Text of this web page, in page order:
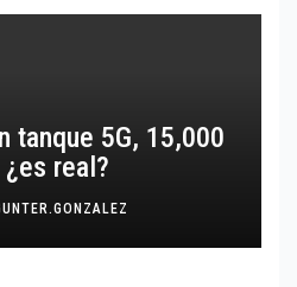
tanque 5G, 15,000
real?